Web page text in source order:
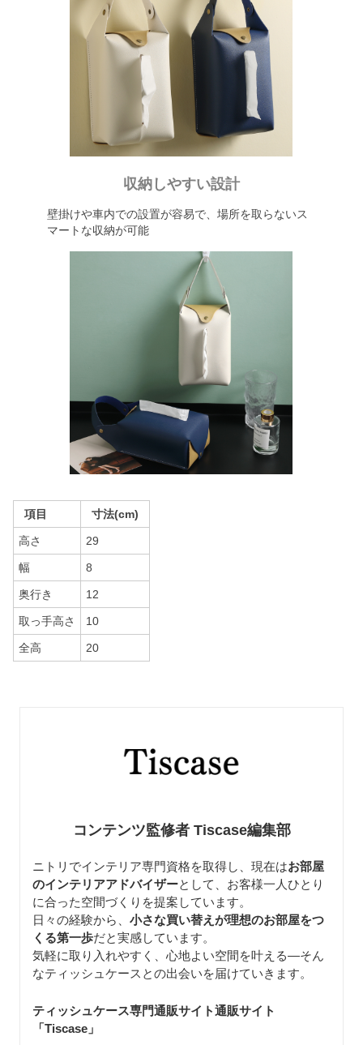
収納しやすい設計
壁掛けや車内での設置が容易で、場所を取らないス
マートな収納が可能
項目 寸法(cm)
高さ 29
幅 8
奥行き 12
取っ手高さ 10
全高 20
コンテンツ監修者 Tiscase編集部
ニトリでインテリア専門資格を取得し、現在はお部屋
のインテリアアドバイザーとして、お客様一人ひとり
に合った空間づくりを提案しています。
日々の経験から、 小さな買い替えが理想のお部屋をつ
くる第一歩だと実感しています。
気軽に取り入れやすく、心地よい空間を叶える—そん
なティッシュケースとの出会いを届けていきます。
ティッシュケース専門通販サイト通販サイト
「Tiscase 」